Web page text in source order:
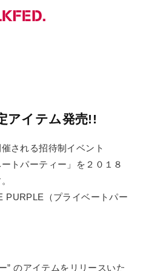
アイテム発売!!
される招待制イベント
トパーティー」を２０１８
PURPLE（プライベートパー
” のアイテムをリリースいた